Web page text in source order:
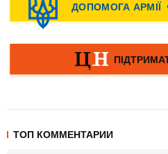
ТОП КОММЕНТАРИИ